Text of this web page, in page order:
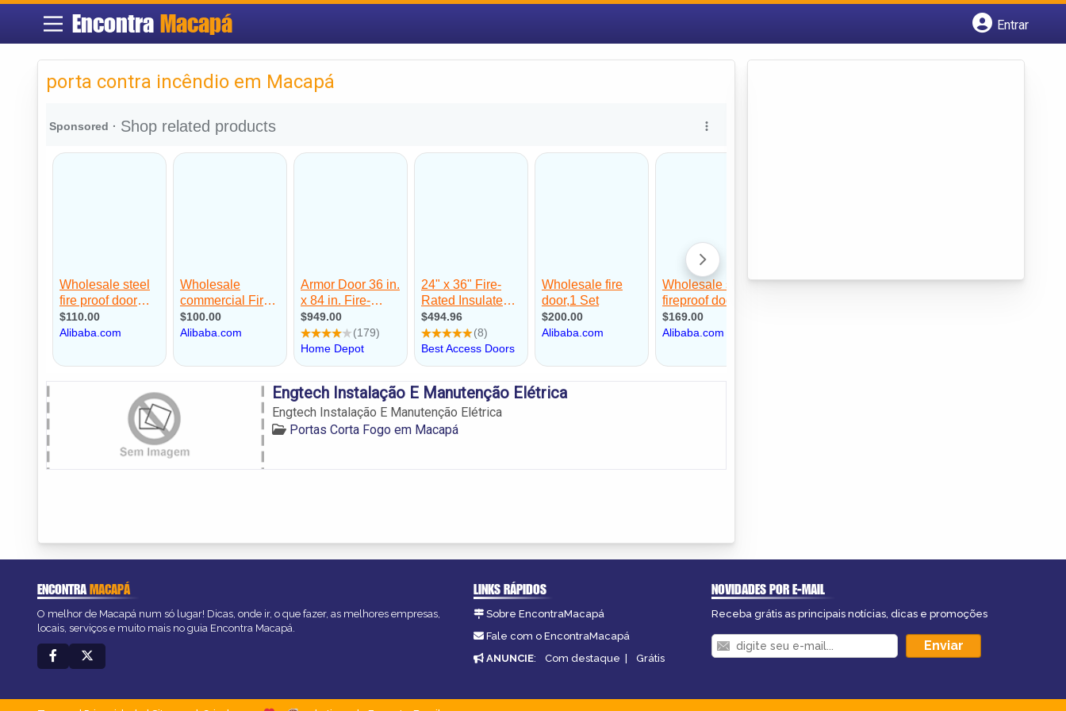
Encontra Macapá
Entrar
porta contra incêndio em Macapá
Engtech Instalação E Manutenção Elétrica
Engtech Instalação E Manutenção Elétrica
Portas Corta Fogo em Macapá
ENCONTRAMACAPÁ
O melhor de Macapá num só lugar! Dicas, onde ir, o que fazer, as melhores empresas,
locais, serviços e muito mais no guia Encontra Macapá.
LINKS RÁPIDOS
Sobre EncontraMacapá
Fale com o EncontraMacapá
ANUNCIE: Com destaque | Grátis
NOVIDADES POR E-MAIL
Receba grátis as principais notícias, dicas e promoções